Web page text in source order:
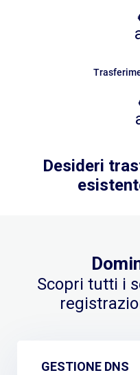
Desideri
Scopri tutti i
GESTIONE DNS